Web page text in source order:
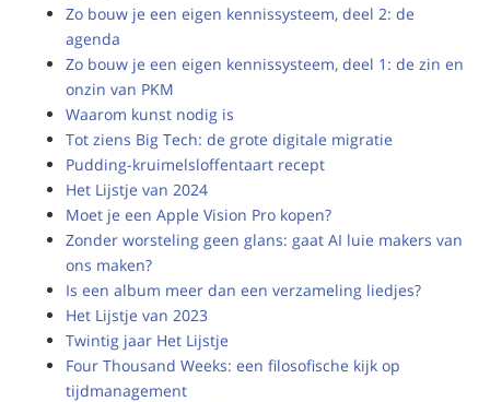
Zo bouw je een eigen kennissysteem, deel 2: de
agenda
Zo bouw je een eigen kennissysteem, deel 1: de zin en
onzin van PKM
Waarom kunst nodig is
Tot ziens Big Tech: de grote digitale migratie
Pudding-kruimelsloffentaart recept
Het Lijstje van 2024
Moet je een Apple Vision Pro kopen?
Zonder worsteling geen glans: gaat AI luie makers van
ons maken?
Is een album meer dan een verzameling liedjes?
Het Lijstje van 2023
Twintig jaar Het Lijstje
Four Thousand Weeks: een filosofische kijk op
tijdmanagement